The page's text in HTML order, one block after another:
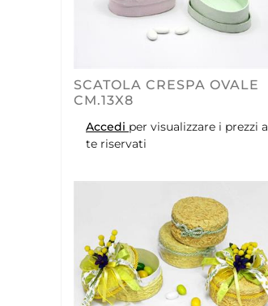
SCATOLA CRESPA OVALE
CM.13X8
Accedi per visualizzare i prezzi a
te riservati